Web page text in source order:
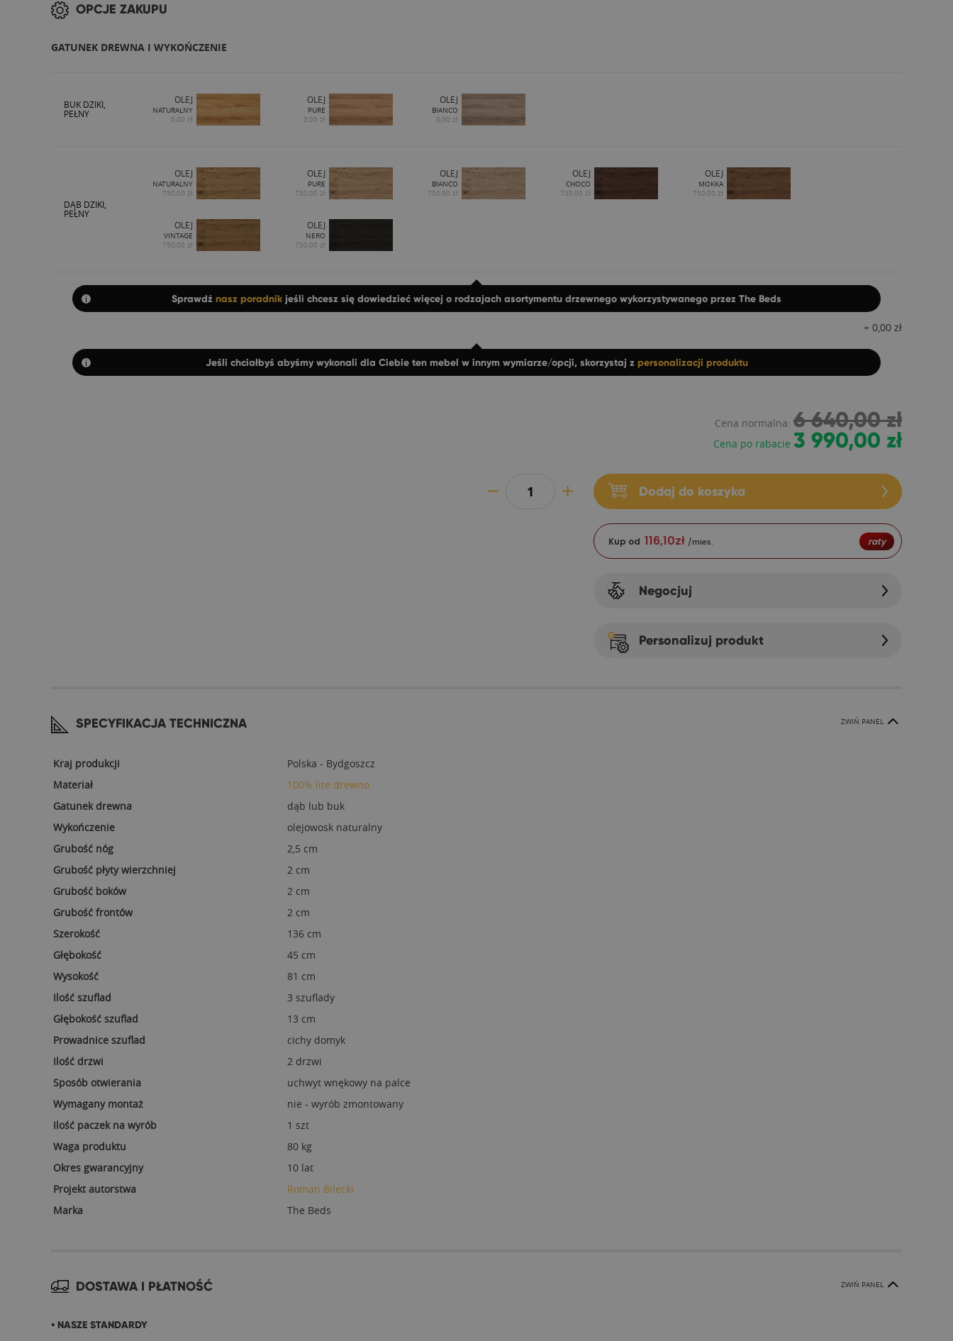
OPCJE ZAKUPU
GATUNEK DREWNA I WYKOŃCZENIE
BUK DZIKI,
PEŁNY
OLEJ
NATURALNY
0,00 zł
OLEJ
PURE
0,00 zł
OLEJ
BIANCO
0,00 zł
DĄB DZIKI,
PEŁNY
OLEJ
NATURALNY
750,00 zł
OLEJ
PURE
750,00 zł
OLEJ
BIANCO
750,00 zł
OLEJ
CHOCO
750,00 zł
OLEJ
MOKKA
750,00 zł
OLEJ
VINTAGE
750,00 zł
OLEJ
NERO
750,00 zł
Sprawdź nasz poradnik jeśli chcesz się dowiedzieć więcej o rodzajach asortymentu drzewnego wykorzystywanego przez The Beds
+ 0,00 zł
Jeśli chciałbyś abyśmy wykonali dla Ciebie ten mebel w innym wymiarze/opcji, skorzystaj z personalizacji produktu
Cena normalna: 6 640,00 zł
Cena po rabacie 3 990,00 zł
Dodaj do koszyka
Kup od 116,10zł /mies. raty
Negocjuj
Personalizuj produkt
SPECYFIKACJA TECHNICZNA ZWIŃ PANEL
Kraj produkcji
Polska - Bydgoszcz
Materiał
100% lite drewno
Gatunek drewna
dąb lub buk
Wykończenie
olejowosk naturalny
Grubość nóg
2,5 cm
Grubość płyty wierzchniej
2 cm
Grubość boków
2 cm
Grubość frontów
2 cm
Szerokość
136 cm
Głębokość
45 cm
Wysokość
81 cm
Ilość szuflad
3 szuflady
Głębokość szuflad
13 cm
Prowadnice szuflad
cichy domyk
Ilość drzwi
2 drzwi
Sposób otwierania
uchwyt wnękowy na palce
Wymagany montaż
nie - wyrób zmontowany
Ilość paczek na wyrób
1 szt
Waga produktu
80 kg
Okres gwarancyjny
10 lat
Projekt autorstwa
Roman Bilecki
Marka
The Beds
DOSTAWA I PŁATNOŚĆ ZWIŃ PANEL
• NASZE STANDARDY